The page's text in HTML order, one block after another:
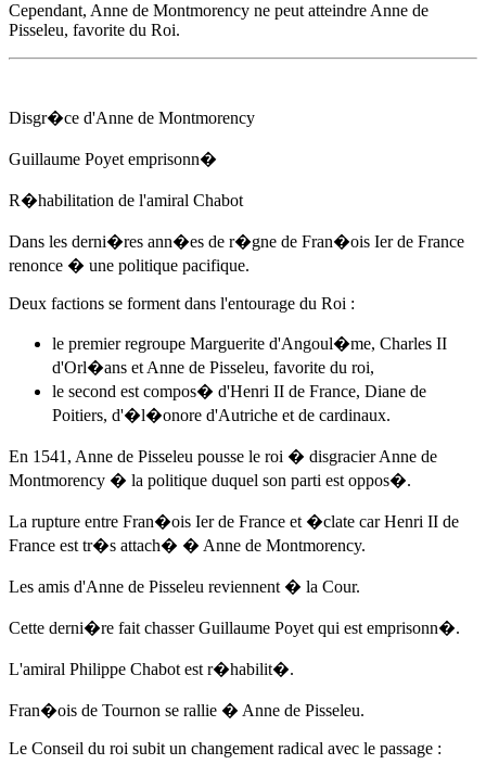
Cependant, Anne de Montmorency ne peut atteindre Anne de
Pisseleu, favorite du Roi.
Disgr�ce d'Anne de Montmorency
Guillaume Poyet emprisonn�
R�habilitation de l'amiral Chabot
Dans les derni�res ann�es de r�gne de Fran�ois Ier de France
renonce � une politique pacifique.
Deux factions se forment dans l'entourage du Roi :
le premier regroupe Marguerite d'Angoul�me, Charles II
d'Orl�ans et Anne de Pisseleu, favorite du roi,
le second est compos� d'Henri II de France, Diane de
Poitiers, d'�l�onore d'Autriche et de cardinaux.
En 1541 , Anne de Pisseleu pousse le roi � disgracier Anne de
Montmorency � la politique duquel son parti est oppos�.
La rupture entre Fran�ois Ier de France et �clate car Henri II de
France est tr�s attach� � Anne de Montmorency.
Les amis d'Anne de Pisseleu reviennent � la Cour.
Cette derni�re fait chasser Guillaume Poyet qui est emprisonn�.
L'amiral Philippe Chabot est r�habilit�.
Fran�ois de Tournon se rallie � Anne de Pisseleu.
Le Conseil du roi subit un changement radical avec le passage :